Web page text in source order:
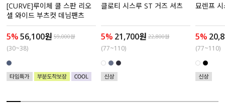
FIT ZOOM
[CURVE]루이체 쿨 스판 리오
셀 와이드 부츠컷 데님팬츠
5% 56,100원 59,000원
(30~38)
클로티 시스루 ST 거즈 셔츠
5% 21,700원 22,800원
(77~110)
묘렌프
5%
(77~110)